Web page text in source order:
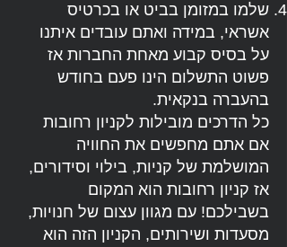
שלמו במזומן בביט או בכרטיס
אשראי, במידה ואתם עובדים איתנו
על בסיס קבוע מאחת החברות אז
פשוט התשלום הינו פעם בחודש
בהעברה בנקאית.
כל הדרכים מובילות לקניון רחובות
אם אתם מחפשים את החוויה
המושלמת של קניות, בילוי וסידורים,
אז קניון רחובות הוא המקום
בשבילכם! עם מגוון עצום של חנויות,
מסעדות ושירותים, הקניון הזה הוא